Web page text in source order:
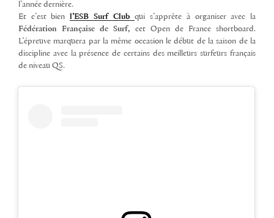
l’année dernière.
Et c’est bienl’ESB Surf Clubqui s’apprête à organiser avec la
Fédération Française de Surf, cet Open de France shortboard.
L’épreuve marquera par la même occasion le début de la saison de la
discipline avec la présence de certains des meilleurs surfeurs français
de niveau QS.